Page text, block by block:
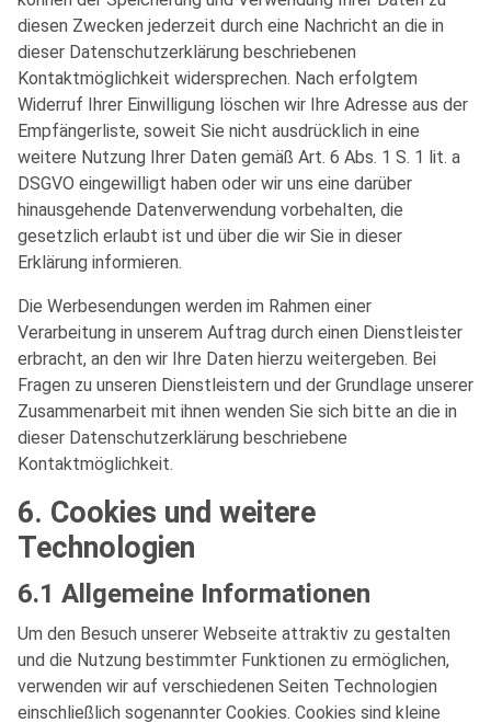
diesen Zwecken jederzeit durch eine Nachricht an die in
dieser Datenschutzerklärung beschriebenen
Kontaktmöglichkeit widersprechen. Nach erfolgtem
Widerruf Ihrer Einwilligung löschen wir Ihre Adresse aus der
Empfängerliste, soweit Sie nicht ausdrücklich in eine
weitere Nutzung Ihrer Daten gemäß Art. 6 Abs. 1 S. 1 lit. a
DSGVO eingewilligt haben oder wir uns eine darüber
hinausgehende Datenverwendung vorbehalten, die
gesetzlich erlaubt ist und über die wir Sie in dieser
Erklärung informieren.
Die Werbesendungen werden im Rahmen einer
Verarbeitung in unserem Auftrag durch einen Dienstleister
erbracht, an den wir Ihre Daten hierzu weitergeben. Bei
Fragen zu unseren Dienstleistern und der Grundlage unserer
Zusammenarbeit mit ihnen wenden Sie sich bitte an die in
dieser Datenschutzerklärung beschriebene
Kontaktmöglichkeit.
6. Cookies und weitere
Technologien
6.1 Allgemeine Informationen
Um den Besuch unserer Webseite attraktiv zu gestalten
und die Nutzung bestimmter Funktionen zu ermöglichen,
verwenden wir auf verschiedenen Seiten Technologien
einschließlich sogenannter Cookies. Cookies sind kleine